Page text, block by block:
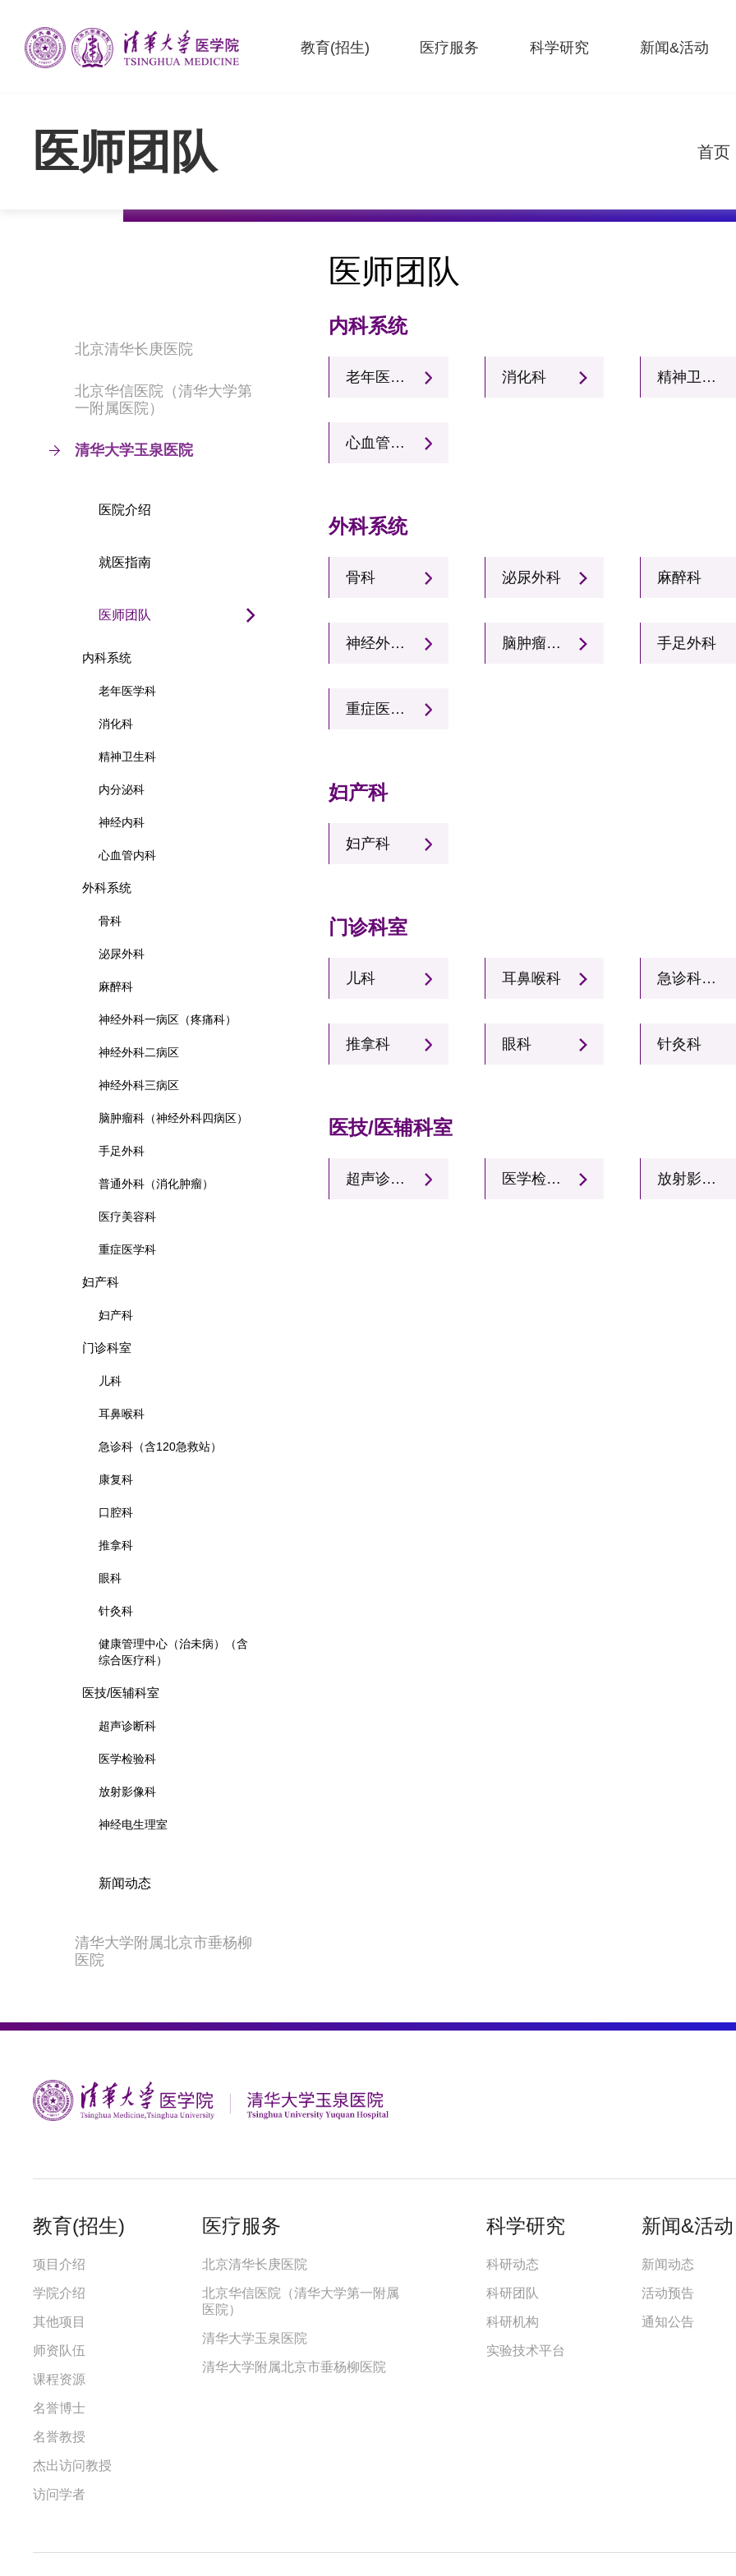
教育(招生) 医疗服务 科学研究 新闻&活动
医师团队 首页
北京清华长庚医院
北京华信医院（清华大学第
一附属医院）
清华大学玉泉医院
医院介绍
就医指南
医师团队
内科系统
老年医学科
消化科
精神卫生科
内分泌科
神经内科
心血管内科
外科系统
骨科
泌尿外科
麻醉科
神经外科一病区（疼痛科）
神经外科二病区
神经外科三病区
脑肿瘤科（神经外科四病区）
手足外科
普通外科（消化肿瘤）
医疗美容科
重症医学科
妇产科
妇产科
门诊科室
儿科
耳鼻喉科
急诊科（含120急救站）
康复科
口腔科
推拿科
眼科
针灸科
健康管理中心（治未病）（含
综合医疗科）
医技/医辅科室
超声诊断科
医学检验科
放射影像科
神经电生理室
新闻动态
清华大学附属北京市垂杨柳
医院
医师团队
内科系统
老年医学科 消化科 精神卫生科
心血管内科
外科系统
骨科 泌尿外科 麻醉科
神经外科三病区 脑肿瘤科（神经外科四病区） 手足外科
重症医学科
妇产科
妇产科
门诊科室
儿科 耳鼻喉科 急诊科（含120急救站）
推拿科 眼科 针灸科
医技/医辅科室
超声诊断科 医学检验科 放射影像科
教育(招生)
项目介绍
学院介绍
其他项目
师资队伍
课程资源
名誉博士
名誉教授
杰出访问教授
访问学者
医疗服务
北京清华长庚医院
北京华信医院（清华大学第一附属
医院）
清华大学玉泉医院
清华大学附属北京市垂杨柳医院
科学研究
科研动态
科研团队
科研机构
实验技术平台
新闻&活动
新闻动态
活动预告
通知公告